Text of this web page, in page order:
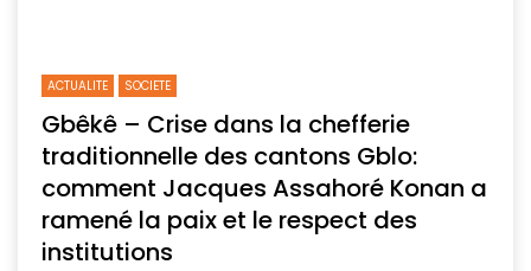
ACTUALITE SOCIETE
Gbêkê – Crise dans la chefferie
traditionnelle des cantons Gblo:
comment Jacques Assahoré Konan a
ramené la paix et le respect des
institutions